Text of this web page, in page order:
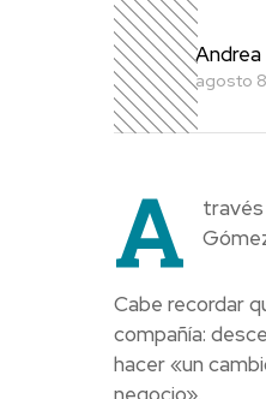
Andrea
agosto
A
través
Cabe recordar
compañía:
hacer «un